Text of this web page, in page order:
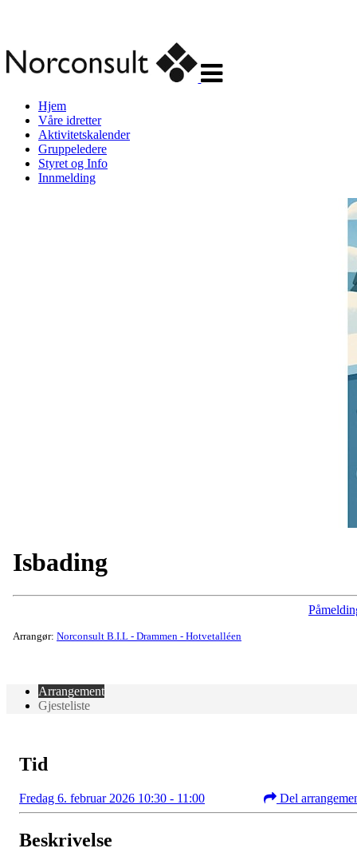
navigasjon
Hjem
Våre idretter
Aktivitetskalender
Gruppeledere
Styret og Info
Innmelding
Isbading
Arrangør: Norconsult B.I.L - Drammen - Hotvetalléen
Arrangement
Gjesteliste
Tid
Fredag 6. februar 2026 10:30 - 11:00 Del
Beskrivelse